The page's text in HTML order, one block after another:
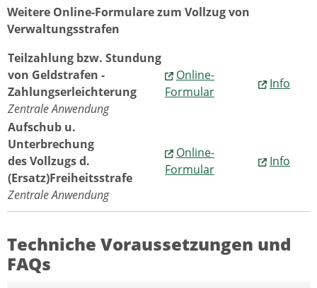
Weitere Online-Formulare zum Vollzug von
Verwaltungsstrafen
Teilzahlung bzw. Stundung
von Geldstrafen -
Zahlungserleichterung
Zentrale Anwendung
Online-
Formular
Info
Aufschub u.
Unterbrechung
des Vollzugs d.
(Ersatz)Freiheitsstrafe
Zentrale Anwendung
Online-
Formular
Info
Techniche Voraussetzungen und
FAQs